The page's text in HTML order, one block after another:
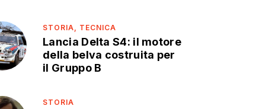
STORIA, TECNICA
Lancia Delta S4: il motore
della belva costruita per
il Gruppo B
STORIA